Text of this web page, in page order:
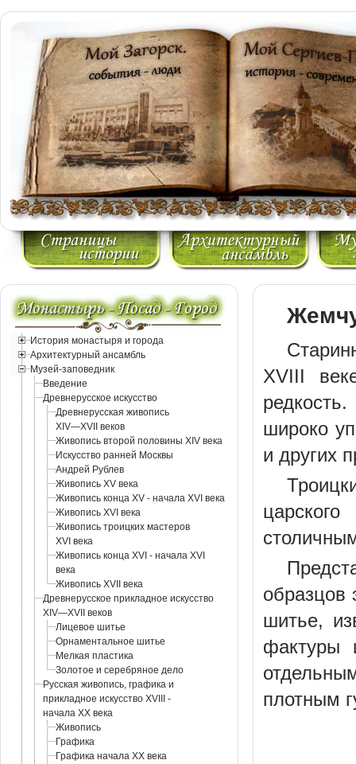
История монастыря и города
Архитектурный ансамбль
Музей-заповедник
Введение
Древнерусское искусство
Древнерусская живопись
XIV—XVII веков
Живопись второй половины XIV века
Искусство ранней Москвы
Андрей Рублев
Живопись XV века
Живопись конца XV - начала XVI века
Живопись XVI века
Живопись троицких мастеров
XVI века
Живопись конца XVI - начала XVI
века
Живопись XVII века
Древнерусское прикладное искусство
XIV—XVII веков
Лицевое шитье
Орнаментальное шитье
Мелкая пластика
Золотое и серебряное дело
Русская живопись, графика и
прикладное искусство XVIII -
начала XX века
Живопись
Графика
Графика начала XX века
XVIII
широко
и других
образцов
шитье,
фактуры
плотным